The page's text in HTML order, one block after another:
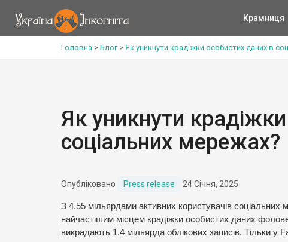
Крамниця
Головна > Блог> Як уникнути крадіжки особистих даних в
Як уникнути
соціальних мережах?
Опубліковано Press release 24 Січня, 2025
З 4.55 мільярдами активних користувачів
найчастішим місцем крадіжки особистих даних
викрадають 1.4 мільярда облікових записів. Тільки у